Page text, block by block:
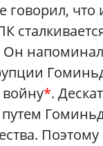
говорил, что
Он
*.
Поэтому